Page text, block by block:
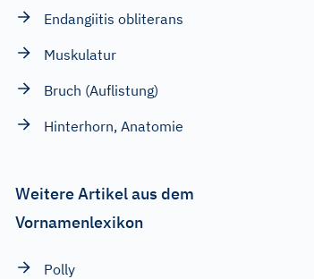
Endangiitis obliterans
Muskulatur
Bruch (Auflistung)
Hinterhorn, Anatomie
Weitere Artikel aus dem
Vornamenlexikon
Polly